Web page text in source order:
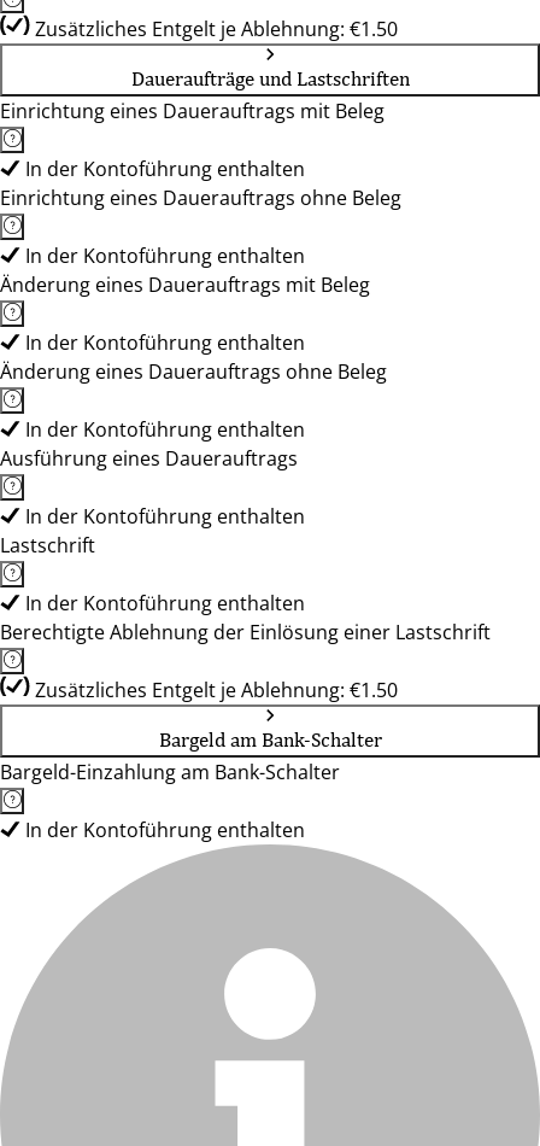
Zusätzliches Entgelt je Ablehnung: €1.50
Daueraufträge und Lastschriften
Einrichtung eines Dauerauftrags mit Beleg
In der Kontoführung enthalten
Einrichtung eines Dauerauftrags ohne Beleg
In der Kontoführung enthalten
Änderung eines Dauerauftrags mit Beleg
In der Kontoführung enthalten
Änderung eines Dauerauftrags ohne Beleg
In der Kontoführung enthalten
Ausführung eines Dauerauftrags
In der Kontoführung enthalten
Lastschrift
In der Kontoführung enthalten
Berechtigte Ablehnung der Einlösung einer Lastschrift
Zusätzliches Entgelt je Ablehnung: €1.50
Bargeld am Bank-Schalter
Bargeld-Einzahlung am Bank-Schalter
In der Kontoführung enthalten